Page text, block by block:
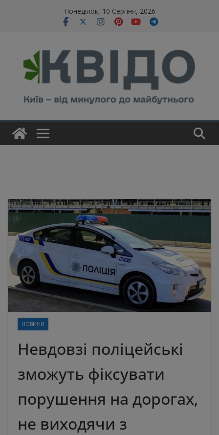
Понеділок, 10 Серпня, 2026
НОВИНИ
Невдовзі поліцейські
зможуть фіксувати
порушення на дорогах,
не виходячи з
modal-check